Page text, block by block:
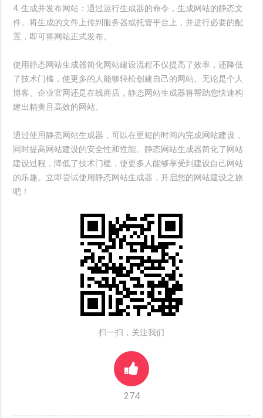
4. 生成并发布网站：通过运行生成器的命令，生成网站的静态文
件。将生成的文件上传到服务器或托管平台上，并进行必要的配
置，即可将网站正式发布。
使用静态网站生成器简化网站建设流程不仅提高了效率，还降低
了技术门槛，使更多的人能够轻松创建自己的网站。无论是个人
博客、企业官网还是在线商店，静态网站生成器将帮助您快速构
建出精美且高效的网站。
通过使用静态网站生成器，可以在更短的时间内完成网站建设，
同时提高网站建设的安全性和性能。静态网站生成器简化了网站
建设过程，降低了技术门槛，使更多人能够享受到建设自己网站
的乐趣。立即尝试使用静态网站生成器，开启您的网站建设之旅
吧！
扫一扫，关注我们
274